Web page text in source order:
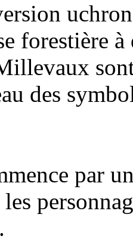
forestière à
des
par